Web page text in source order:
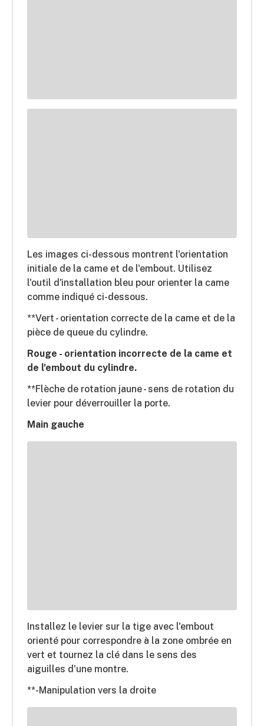
Les images ci-dessous montrent l'orientation
initiale de la came et de l'embout. Utilisez
l'outil d'installation bleu pour orienter la came
comme indiqué ci-dessous.
**Vert - orientation correcte de la came et de la
pièce de queue du cylindre.
Rouge - orientation incorrecte de la came et
de l'embout du cylindre.
**Flèche de rotation jaune - sens de rotation du
levier pour déverrouiller la porte.
Main gauche
Installez le levier sur la tige avec l'embout
orienté pour correspondre à la zone ombrée en
vert et tournez la clé dans le sens des
aiguilles d'une montre.
**-Manipulation vers la droite